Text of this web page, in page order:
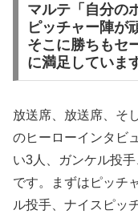
マルテ「自分の
ピッチャー陣が
そこに勝ちもセ
に満足していま
放送席、放送席、そ
のヒーローインタビ
い3人、ガンケル投
です。まずはピッチ
ル投手、ナイスピッ